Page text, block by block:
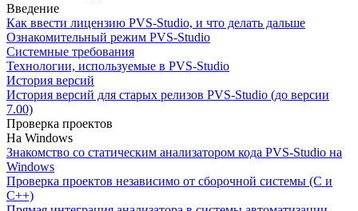
Введение
Как ввести лицензию PVS-Studio, и что делать дальше
Ознакомительный режим PVS-Studio
Системные требования
Технологии, используемые в PVS-Studio
История версий
История версий для старых релизов PVS-Studio (до версии
7.00)
Проверка проектов
На Windows
Знакомство со статическим анализатором кода PVS-Studio на
Windows
Проверка проектов независимо от сборочной системы (C и
C++)